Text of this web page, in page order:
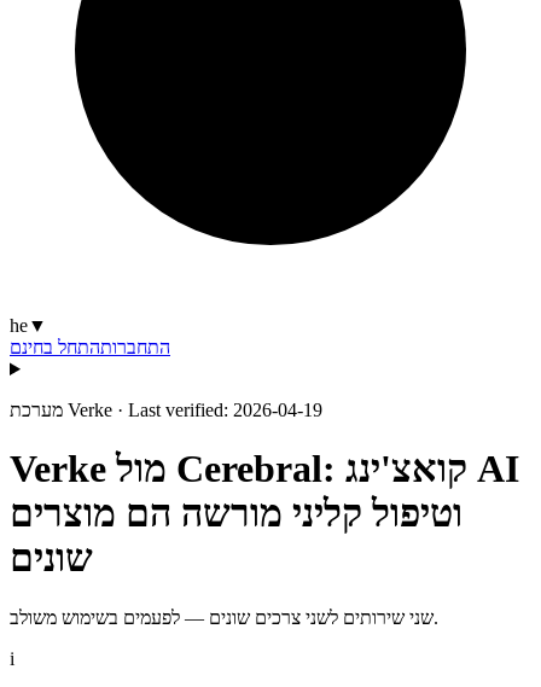
he▼
התחברותהתחל בחינם
מערכת Verke · Last verified: 2026-04-19
Verke מול Cerebral: קואצ'ינג AI
וטיפול קליני מורשה הם מוצרים
שונים
שני שירותים לשני צרכים שונים — לפעמים בשימוש משולב.
i